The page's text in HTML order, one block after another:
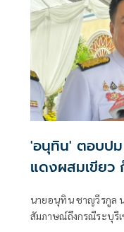
'อนุทิน' ตอบปม
แดงผสมเขียว
นายอนุทิน ชาญวีรกูล
สัมภาษณ์ถึงกรณีระบุรี